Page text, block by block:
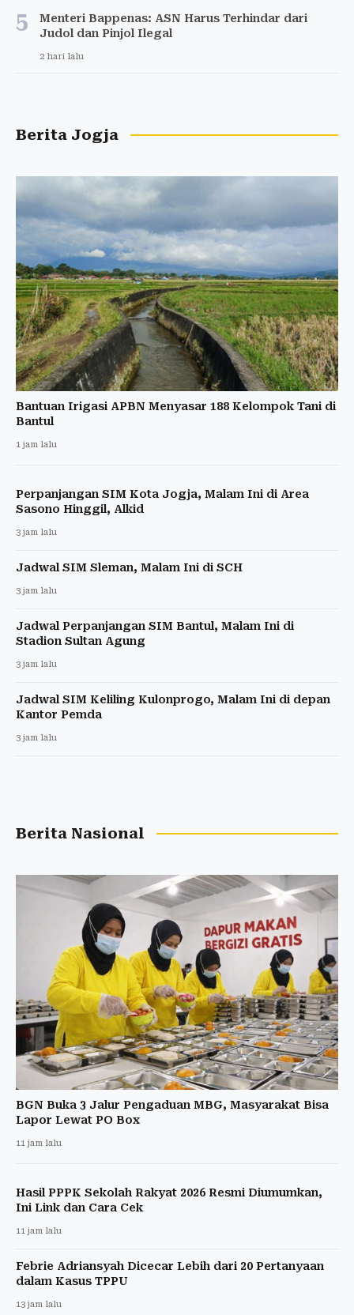
5
Menteri Bappenas: ASN Harus Terhindar dari
Judol dan Pinjol Ilegal
2 hari lalu
Berita Jogja
Bantuan Irigasi APBN Menyasar 188 Kelompok Tani di
Bantul
1 jam lalu
Perpanjangan SIM Kota Jogja, Malam Ini di Area
Sasono Hinggil, Alkid
3 jam lalu
Jadwal SIM Sleman, Malam Ini di SCH
3 jam lalu
Jadwal Perpanjangan SIM Bantul, Malam Ini di
Stadion Sultan Agung
3 jam lalu
Jadwal SIM Keliling Kulonprogo, Malam Ini di depan
Kantor Pemda
3 jam lalu
Berita Nasional
BGN Buka 3 Jalur Pengaduan MBG, Masyarakat Bisa
Lapor Lewat PO Box
11 jam lalu
Hasil PPPK Sekolah Rakyat 2026 Resmi Diumumkan,
Ini Link dan Cara Cek
11 jam lalu
Febrie Adriansyah Dicecar Lebih dari 20 Pertanyaan
dalam Kasus TPPU
13 jam lalu